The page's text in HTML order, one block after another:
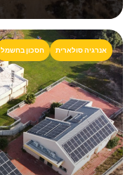
אנרגיה סולארית חסכון בחשמל